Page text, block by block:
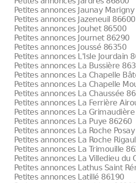
Petites annonces Jaunay
Petites annonces Jazeneuil 86600
Petites annonces Jouhet 86500
Petites annonces Journet 86290
Petites annonces Joussé 86350
Petites annonces L'Isle Jourdain
Petites annonces La Bussière
Petites annonces La Chapelle
Petites annonces La Chapelle
Petites annonces La Chaussée
Petites annonces La Ferrière
Petites annonces La
Petites annonces La Puye 86260
Petites annonces La Roche
Petites annonces La Roche
Petites annonces La Trimouille
Petites annonces La Villedieu du
Petites annonces Lathus Saint
Petites annonces Latillé 86190